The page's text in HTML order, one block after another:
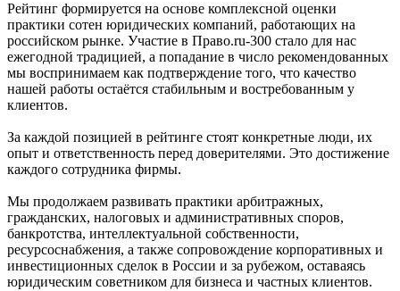
Рейтинг формируется на основе комплексной оценки
практики сотен юридических компаний, работающих на
российском рынке. Участие в Право.ru-300 стало для нас
ежегодной традицией, а попадание в число рекомендованных
мы воспринимаем как подтверждение того, что качество
нашей работы остаётся стабильным и востребованным у
клиентов.
За каждой позицией в рейтинге стоят конкретные люди, их
опыт и ответственность перед доверителями. Это достижение
каждого сотрудника фирмы.
Мы продолжаем развивать практики арбитражных,
гражданских, налоговых и административных споров,
банкротства, интеллектуальной собственности,
ресурсоснабжения, а также сопровождение корпоративных и
инвестиционных сделок в России и за рубежом, оставаясь
юридическим советником для бизнеса и частных клиентов.